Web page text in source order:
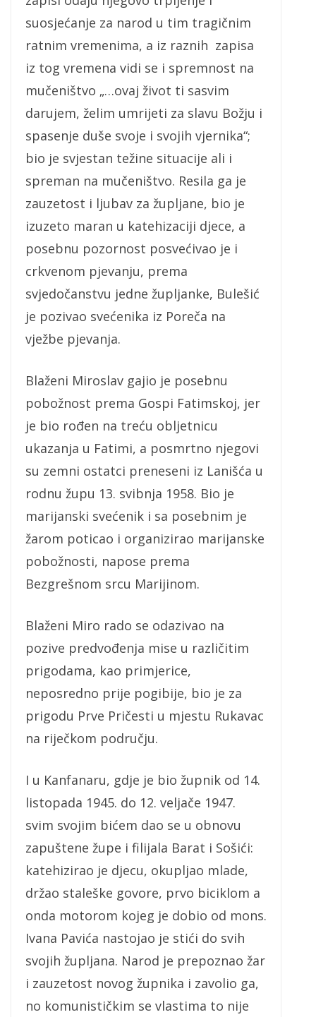
suosjećanje za narod u tim tragičnim
ratnim vremenima, a iz raznih zapisa
iz tog vremena vidi se i spremnost na
mučeništvo „…ovaj život ti sasvim
darujem, želim umrijeti za slavu Božju i
spasenje duše svoje i svojih vjernika“;
bio je svjestan težine situacije ali i
spreman na mučeništvo. Resila ga je
zauzetost i ljubav za župljane, bio je
izuzeto maran u katehizaciji djece, a
posebnu pozornost posvećivao je i
crkvenom pjevanju, prema
svjedočanstvu jedne župljanke, Bulešić
je pozivao svećenika iz Poreča na
vježbe pjevanja.
Blaženi Miroslav gajio je posebnu
pobožnost prema Gospi Fatimskoj, jer
je bio rođen na treću obljetnicu
ukazanja u Fatimi, a posmrtno njegovi
su zemni ostatci preneseni iz Lanišća u
rodnu župu 13. svibnja 1958. Bio je
marijanski svećenik i sa posebnim je
žarom poticao i organizirao marijanske
pobožnosti, napose prema
Bezgrešnom srcu Marijinom.
Blaženi Miro rado se odazivao na
pozive predvođenja mise u različitim
prigodama, kao primjerice,
neposredno prije pogibije, bio je za
prigodu Prve Pričesti u mjestu Rukavac
na riječkom području.
I u Kanfanaru, gdje je bio župnik od 14.
listopada 1945. do 12. veljače 1947.
svim svojim bićem dao se u obnovu
zapuštene župe i filijala Barat i Sošići:
katehizirao je djecu, okupljao mlade,
držao staleške govore, prvo biciklom a
onda motorom kojeg je dobio od mons.
Ivana Pavića nastojao je stići do svih
svojih župljana. Narod je prepoznao žar
i zauzetost novog župnika i zavolio ga,
no komunističkim se vlastima to nije